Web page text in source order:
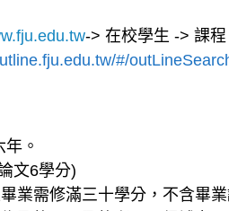
-> 在校學生 -> 課
#/
。
文6學分)
業需修滿三十學分，不含畢業